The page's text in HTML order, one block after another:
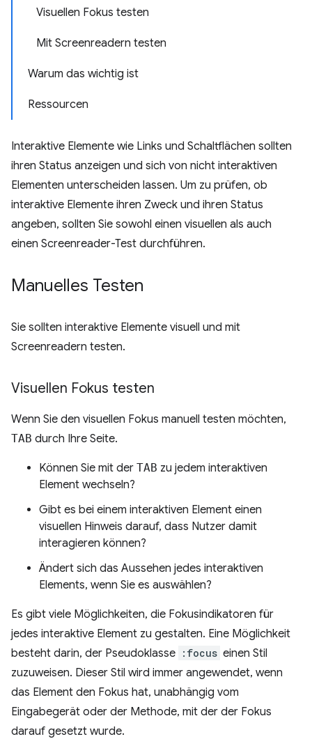
Visuellen Fokus testen
Mit Screenreadern testen
Warum das wichtig ist
Ressourcen
Interaktive Elemente wie Links und Schaltflächen sollten
ihren Status anzeigen und sich von nicht interaktiven
Elementen unterscheiden lassen. Um zu prüfen, ob
interaktive Elemente ihren Zweck und ihren Status
angeben, sollten Sie sowohl einen visuellen als auch
einen Screenreader-Test durchführen.
Manuelles Testen
Sie sollten interaktive Elemente visuell und mit
Screenreadern testen.
Visuellen Fokus testen
Wenn Sie den visuellen Fokus manuell testen möchten,
TAB durch Ihre Seite.
Können Sie mit der TAB zu jedem interaktiven
Element wechseln?
Gibt es bei einem interaktiven Element einen
visuellen Hinweis darauf, dass Nutzer damit
interagieren können?
Ändert sich das Aussehen jedes interaktiven
Elements, wenn Sie es auswählen?
Es gibt viele Möglichkeiten, die Fokusindikatoren für
jedes interaktive Element zu gestalten. Eine Möglichkeit
besteht darin, der Pseudoklasse :focus einen Stil
zuzuweisen. Dieser Stil wird immer angewendet, wenn
das Element den Fokus hat, unabhängig vom
Eingabegerät oder der Methode, mit der der Fokus
darauf gesetzt wurde.